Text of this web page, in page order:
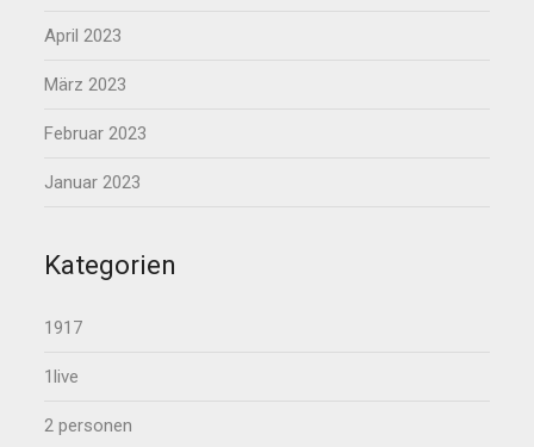
April 2023
März 2023
Februar 2023
Januar 2023
Kategorien
1917
1live
2 personen